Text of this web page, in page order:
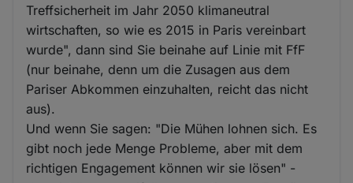
Treffsicherheit im Jahr 2050 klimaneutral
wirtschaften, so wie es 2015 in Paris vereinbart
wurde", dann sind Sie beinahe auf Linie mit FfF
(nur beinahe, denn um die Zusagen aus dem
Pariser Abkommen einzuhalten, reicht das nicht
aus).
Und wenn Sie sagen: "Die Mühen lohnen sich. Es
gibt noch jede Menge Probleme, aber mit dem
richtigen Engagement können wir sie lösen" -